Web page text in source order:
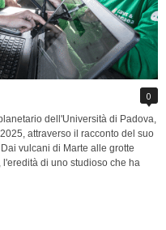
0
dell'Università di Padova,
attraverso il racconto del suo
vulcani di Marte alle grotte
di uno studioso che ha